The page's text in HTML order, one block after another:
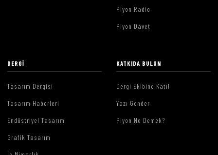
Piyon Radio
Piyon Davet
DERGI
Tasarım Dergisi
Tasarım Haberleri
Endüstriyel Tasarım
Grafik Tasarım
KATKIDA BULUN
Dergi Ekibine Katıl
Yazı Gönder
Piyon Ne Demek?